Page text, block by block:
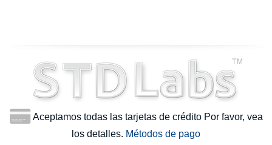
Aceptamos todas las tarjetas de crédito Por favor, vea
los detalles. Métodos de pago